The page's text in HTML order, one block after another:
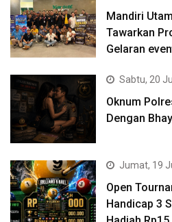
Mandiri
Tawarkan
Gelaran
Sabtu, 20
Oknum
Dengan
Jumat, 19
Open
Handicap 3